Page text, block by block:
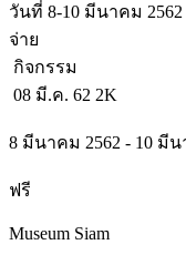
วันที่ 8-10 มีนาคม
จ่าย
กิจกรรม
08 มี.ค. 62 2K
8 มีนาคม 2562 - 10 มีน
ฟรี
Museum Siam